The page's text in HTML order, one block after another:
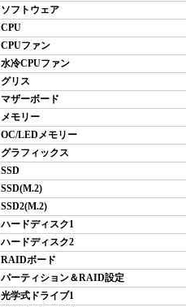
ソフトウェア
CPU
CPUファン
水冷CPUファン
グリス
マザーボード
メモリー
OC/LEDメモリー
グラフィックス
SSD
SSD(M.2)
SSD2(M.2)
ハードディスク1
ハードディスク2
RAIDボード
パーティション＆RAID設定
光学式ドライブ1